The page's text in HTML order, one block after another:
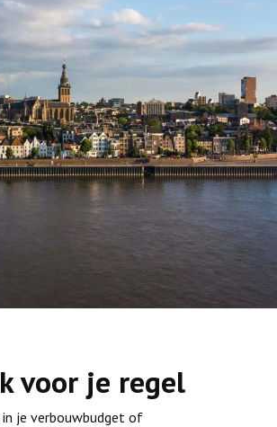
voor je regel
je verbouwbudget of